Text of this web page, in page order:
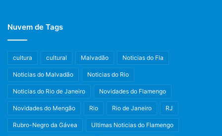
Nuvem de Tags
cultura cultural Malvadão Noticias do Fla
Noticias do Malvadão Noticias do Rio
Noticias do Rio de Janeiro Novidades do Flamengo
Novidades do Mengão Rio Rio de Janeiro RJ
Rubro-Negro da Gávea Ultimas Noticias do Flamengo